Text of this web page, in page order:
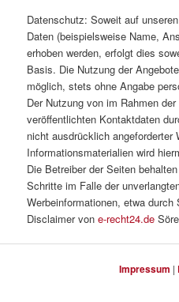
Datenschutz: Soweit auf
Daten (beispielsweise Name,
erhoben werden, erfolgt dies
Basis. Die Nutzung der
möglich, stets ohne Angabe
Der Nutzung von im Rahmen
veröffentlichten Kontaktdaten
nicht ausdrücklich angeforderter
Informationsmaterialien wird
Die Betreiber der Seiten
Schritte im Falle der
Werbeinformationen, etwa
Disclaimer vone-recht24.de
Impressum |